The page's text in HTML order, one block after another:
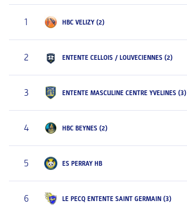
1 HBC VELIZY (2)
2 ENTENTE CELLOIS / LOUVECIENNES (2)
3 ENTENTE MASCULINE CENTRE YVELINES (3)
4 HBC BEYNES (2)
5 ES PERRAY HB
6 LE PECQ ENTENTE SAINT GERMAIN (3)